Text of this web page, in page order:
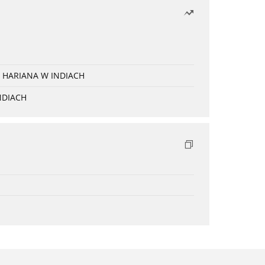
HARIANA W INDIACH